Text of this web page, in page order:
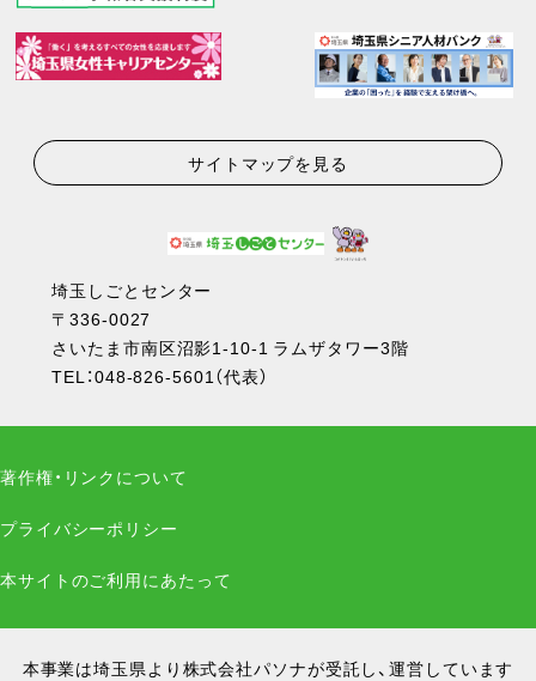
サイトマップを見る
埼玉しごとセンター
〒336-0027
さいたま市南区沼影1-10-1 ラムザタワー3階
TEL：048-826-5601（代表）
著作権・リンクについて
プライバシーポリシー
本サイトのご利用にあたって
本事業は埼玉県より株式会社パソナが受託し、運営しています